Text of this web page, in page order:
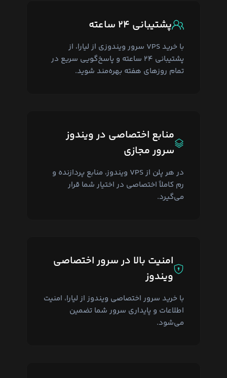
پشتیبانی ۲۴ ساعته
با خرید VPS سرور ویندوزی از لیارا، از
پشتیبانی ۲۴ ساعته و پاسخ‌گویی سریع در
تمام روزهای هفته بهره‌مند شوید.
منابع اختصاصی در ویندوز
سرور مجازی
در هر پلن از VPS ویندوز، منابع پردازنده و
رم کاملاً اختصاصی در اختیار شما قرار
می‌گیرد.
امنیت بالا در سرور اختصاصی
ویندوز
با خرید سرور اختصاصی ویندوز از لیارا، امنیت
اطلاعات و پایداری سرور شما تضمین
می‌شود.